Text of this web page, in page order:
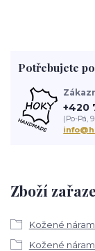
Zboží
Kožené
Kožené
Potřebujete
+420
(Po-Pá,